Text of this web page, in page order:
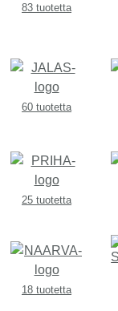
83 tuotetta
60 tuotetta
25 tuotetta
18 tuotetta